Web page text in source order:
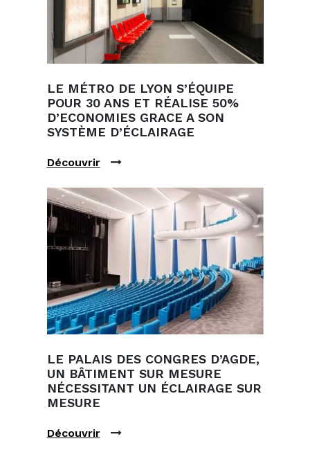
LE MÉTRO DE LYON S’ÉQUIPE
POUR 30 ANS ET RÉALISE 50%
D’ECONOMIES GRACE A SON
SYSTÈME D’ÉCLAIRAGE
Découvrir
LE PALAIS DES CONGRES D’AGDE,
UN BÂTIMENT SUR MESURE
NÉCESSITANT UN ÉCLAIRAGE SUR
MESURE
Découvrir